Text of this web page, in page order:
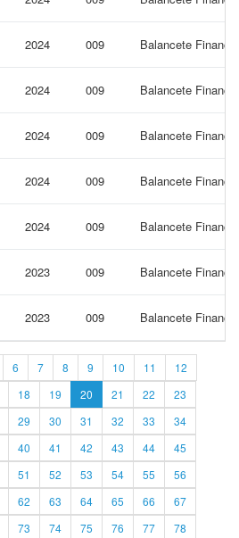
2024 009 Balancete
2024 009 Balancete
2024 009 Balancete
2024 009 Balancete
2024 009 Balancete
2023 009 Balancete
2023 009 Balancete
6 7 8 9 10 11
12
18 19 20 21 22
23
29 30 31 32 33
34
40 41 42 43 44
45
51 52 53 54 55
56
62 63 64 65 66
67
73 74 75 76 77 78